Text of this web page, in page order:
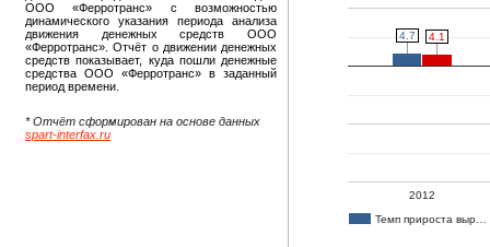
ООО «Ферротранс» с возможностью
динамического указания периода анализа
движения денежных средств ООО
«Ферротранс». Отчёт о движении денежных
средств показывает, куда пошли денежные
средства ООО «Ферротранс» в заданный
период времени.
* Отчёт сформирован на основе данных
spart-interfax.ru
Темп прироста выр…
2012
4.7
4.7 4.1
4.1